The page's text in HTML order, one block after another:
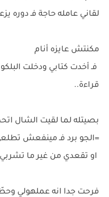
لقاني عامله حاجة فـ دوره
مكنتش عايزه أنام
فـ أخدت كتابي ودخلت
قراءة..
بصيتله لما لقيت الشال
=الجو برد فـ مينفعش
او تقعدي من غير ما
فرحت جدا انه عملهولي